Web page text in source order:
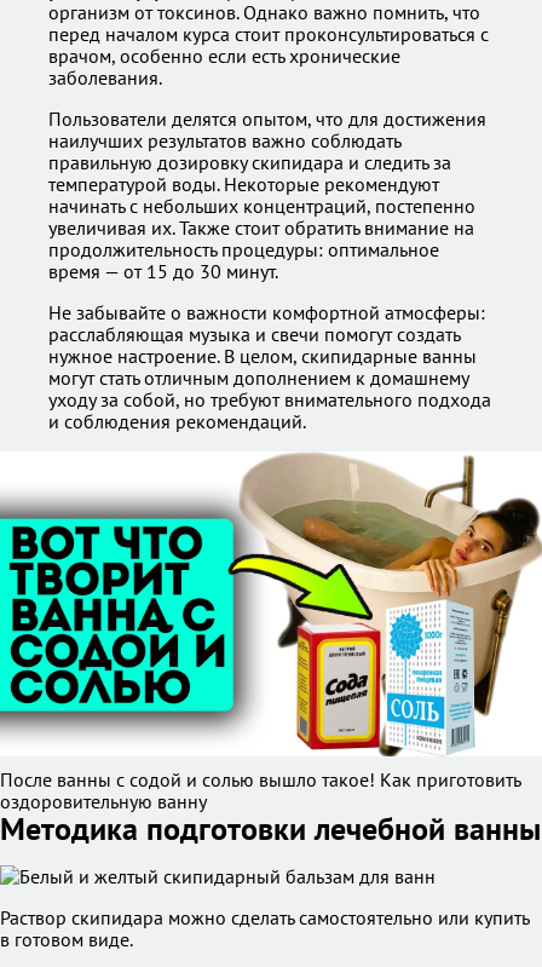
организм от токсинов. Однако важно помнить, что
перед началом курса стоит проконсультироваться с
врачом, особенно если есть хронические
заболевания.
Пользователи делятся опытом, что для достижения
наилучших результатов важно соблюдать
правильную дозировку скипидара и следить за
температурой воды. Некоторые рекомендуют
начинать с небольших концентраций, постепенно
увеличивая их. Также стоит обратить внимание на
продолжительность процедуры: оптимальное
время — от 15 до 30 минут.
Не забывайте о важности комфортной атмосферы:
расслабляющая музыка и свечи помогут создать
нужное настроение. В целом, скипидарные ванны
могут стать отличным дополнением к домашнему
уходу за собой, но требуют внимательного подхода
и соблюдения рекомендаций.
После ванны с содой и солью вышло такое! Как приготовить
оздоровительную ванну
Методика подготовки лечебной ванны
Раствор скипидара можно сделать самостоятельно или купить
в готовом виде.